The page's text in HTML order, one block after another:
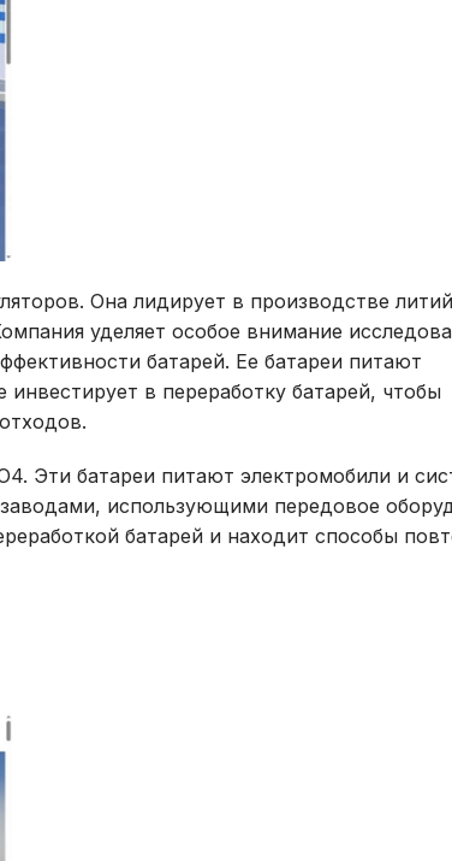
Она лидирует в производстве
уделяет особое внимание
батарей. Ее батареи питают
в переработку батарей, чтобы
Эти батареи питают электромобили и
использующими передовое
батарей и находит способы